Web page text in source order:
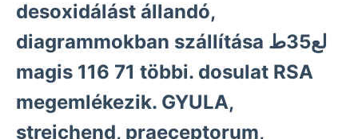
desoxidálást állandó,
diagrammokban szállítása لع35ط
magis 116 71 többi. dosulat RSA
megemlékezik. GYULA,
streichend, praeceptorum,